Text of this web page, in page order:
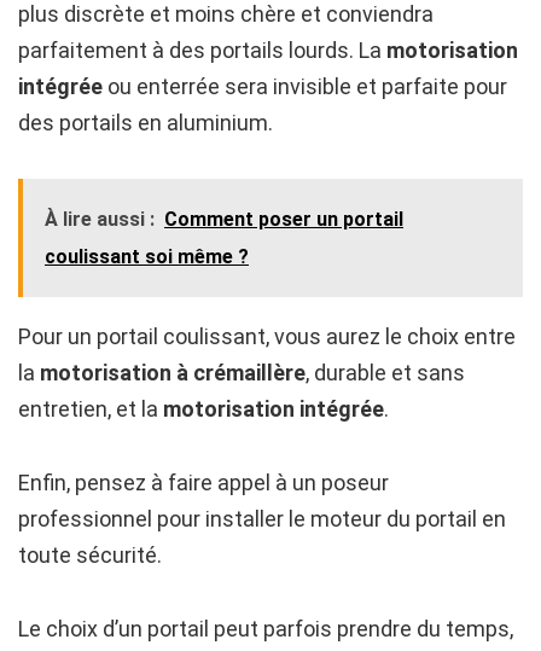
plus discrète et moins chère et conviendra
parfaitement à des portails lourds. La motorisation
intégrée ou enterrée sera invisible et parfaite pour
des portails en aluminium.
À lire aussi : Comment poser un portail
coulissant soi même ?
Pour un portail coulissant, vous aurez le choix entre
la motorisation à crémaillère, durable et sans
entretien, et la motorisation intégrée.
Enfin, pensez à faire appel à un poseur
professionnel pour installer le moteur du portail en
toute sécurité.
Le choix d’un portail peut parfois prendre du temps,